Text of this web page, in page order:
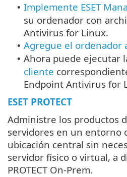
• Implemente ESET
su ordenador con
Antivirus for Linux.
• Agregue el ordenador a
• Ahora puede ejecutar
cliente
Endpoint Antivirus for
ESET PROTECT
Administre los productos
servidores en un entorno
ubicación central sin
servidor físico o virtual, a
PROTECT On-Prem.